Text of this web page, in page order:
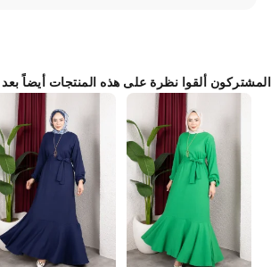
المشتركون ألقوا نظرة على هذه المنتجات أيضاً بعد